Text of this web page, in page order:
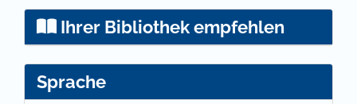
im Service Learning. Zeitschrift für
Hochschulentwicklung, 18(2), 17-36.
Scandinavian Journal of Management, 31, 387-408.
Ihrer Bibliothek empfehlen
Sprache